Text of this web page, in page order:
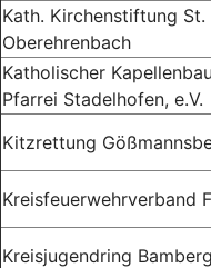
Kath. Kirchenstiftung St.
Oberehrenbach
Katholischer
Pfarrei Stadelhofen, e.V.
Kitzrettung
Kreisfeuerwehrverband
Kreisjugendring